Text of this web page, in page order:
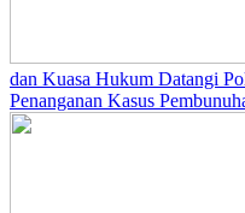
dan Kuasa Hukum Datangi
Penanganan Kasus